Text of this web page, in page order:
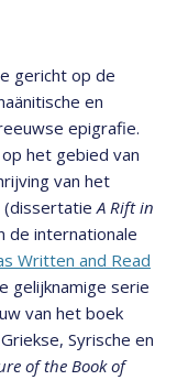
gericht op de
en
epigrafie.
het gebied van
van het
(dissertatieA Rift in
de internationale
Written and Read
gelijknamige serie
van het boek
Syrische en
of the Book of